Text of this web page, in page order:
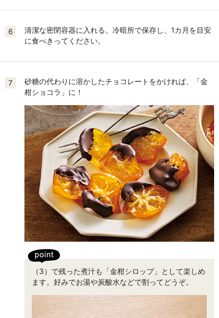
6
清潔な密閉容器に入れる。冷暗所で保存し、1カ月を目安
に食べきってください。
7
砂糖の代わりに溶かしたチョコレートをかければ、「金
柑ショコラ」に！
（3）で残った煮汁も「金柑シロップ」として楽しめ
ます。好みでお湯や炭酸水などで割ってどうぞ。